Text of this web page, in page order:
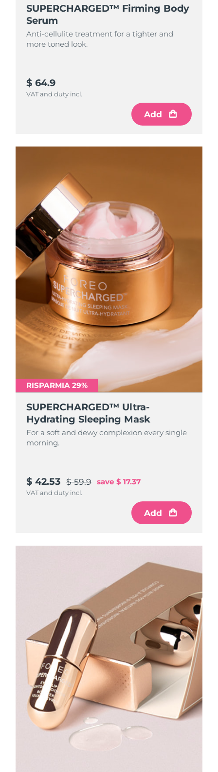
SUPERCHARGED™ Firming Body
Serum
Anti-cellulite treatment for a tighter and
more toned look.
$ 64.9
VAT and duty incl.
Add
RISPARMIA 29%
SUPERCHARGED™ Ultra-
Hydrating Sleeping Mask
For a soft and dewy complexion every single
morning.
$ 42.53 $ 59.9 save $ 17.37
VAT and duty incl.
Add